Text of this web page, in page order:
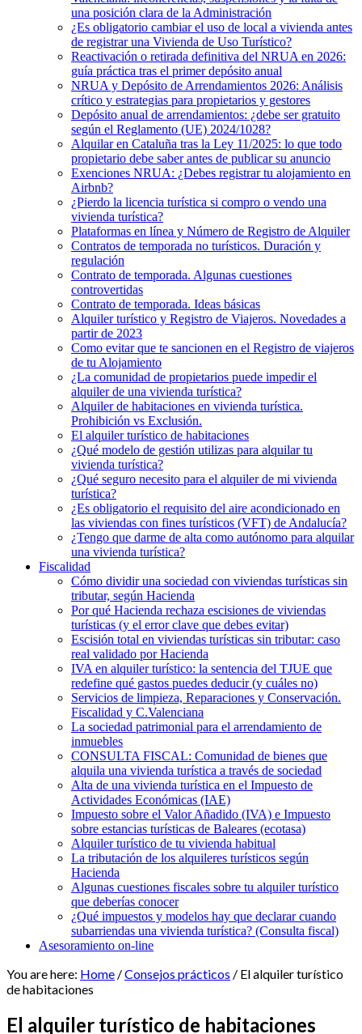
una posición clara de la Administración
¿Es obligatorio cambiar el uso de local a vivienda antes
de registrar una Vivienda de Uso Turístico?
Reactivación o retirada definitiva del NRUA en 2026:
guía práctica tras el primer depósito anual
NRUA y Depósito de Arrendamientos 2026: Análisis
crítico y estrategias para propietarios y gestores
Depósito anual de arrendamientos: ¿debe ser gratuito
según el Reglamento (UE) 2024/1028?
Alquilar en Cataluña tras la Ley 11/2025: lo que todo
propietario debe saber antes de publicar su anuncio
Exenciones NRUA: ¿Debes registrar tu alojamiento en
Airbnb?
¿Pierdo la licencia turística si compro o vendo una
vivienda turística?
Plataformas en línea y Número de Registro de Alquiler
Contratos de temporada no turísticos. Duración y
regulación
Contrato de temporada. Algunas cuestiones
controvertidas
Contrato de temporada. Ideas básicas
Alquiler turístico y Registro de Viajeros. Novedades a
partir de 2023
Como evitar que te sancionen en el Registro de viajeros
de tu Alojamiento
¿La comunidad de propietarios puede impedir el
alquiler de una vivienda turística?
Alquiler de habitaciones en vivienda turística.
Prohibición vs Exclusión.
El alquiler turístico de habitaciones
¿Qué modelo de gestión utilizas para alquilar tu
vivienda turística?
¿Qué seguro necesito para el alquiler de mi vivienda
turística?
¿Es obligatorio el requisito del aire acondicionado en
las viviendas con fines turísticos (VFT) de Andalucía?
¿Tengo que darme de alta como autónomo para alquilar
una vivienda turística?
Fiscalidad
Cómo dividir una sociedad con viviendas turísticas sin
tributar, según Hacienda
Por qué Hacienda rechaza escisiones de viviendas
turísticas (y el error clave que debes evitar)
Escisión total en viviendas turísticas sin tributar: caso
real validado por Hacienda
IVA en alquiler turístico: la sentencia del TJUE que
redefine qué gastos puedes deducir (y cuáles no)
Servicios de limpieza, Reparaciones y Conservación.
Fiscalidad y C.Valenciana
La sociedad patrimonial para el arrendamiento de
inmuebles
CONSULTA FISCAL: Comunidad de bienes que
alquila una vivienda turística a través de sociedad
Alta de una vivienda turística en el Impuesto de
Actividades Económicas (IAE)
Impuesto sobre el Valor Añadido (IVA) e Impuesto
sobre estancias turísticas de Baleares (ecotasa)
Alquiler turístico de tu vivienda habitual
La tributación de los alquileres turísticos según
Hacienda
Algunas cuestiones fiscales sobre tu alquiler turístico
que deberías conocer
¿Qué impuestos y modelos hay que declarar cuando
subarriendas una vivienda turística? (Consulta fiscal)
Asesoramiento on-line
You are here: Home /Consejos prácticos / El alquiler turístico
de habitaciones
El alquiler turístico de habitaciones